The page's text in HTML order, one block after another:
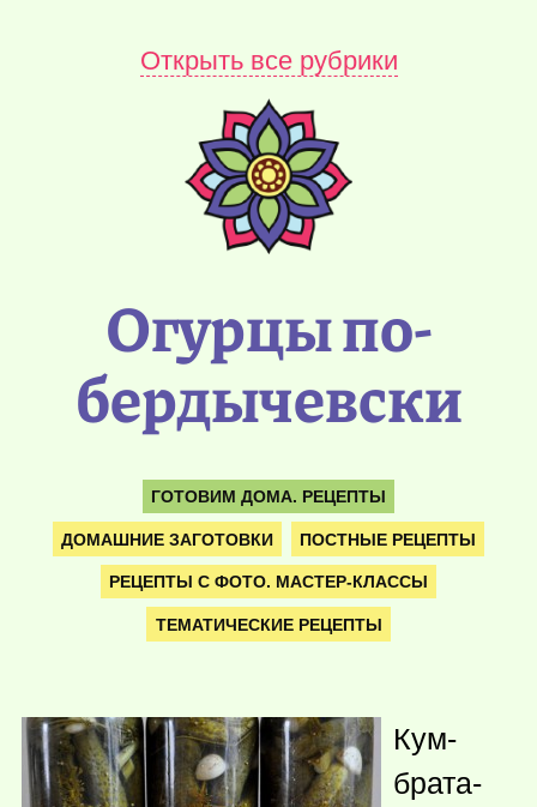
Открыть все рубрики
Огурцы по-
бердычевски
ГОТОВИМ ДОМА. РЕЦЕПТЫ
ДОМАШНИЕ ЗАГОТОВКИ ПОСТНЫЕ РЕЦЕПТЫ
РЕЦЕПТЫ С ФОТО. МАСТЕР-КЛАССЫ
ТЕМАТИЧЕСКИЕ РЕЦЕПТЫ
Кум-
брата-